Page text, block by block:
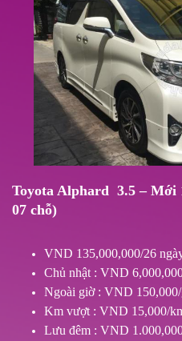
Toyota Alphard 3.5 – Mới
07 chỗ)
VND 135,000,000/26
Chủ nhật : VND
Ngoài giờ : VND
Km vượt : VND 15,000/
Lưu đêm : VND